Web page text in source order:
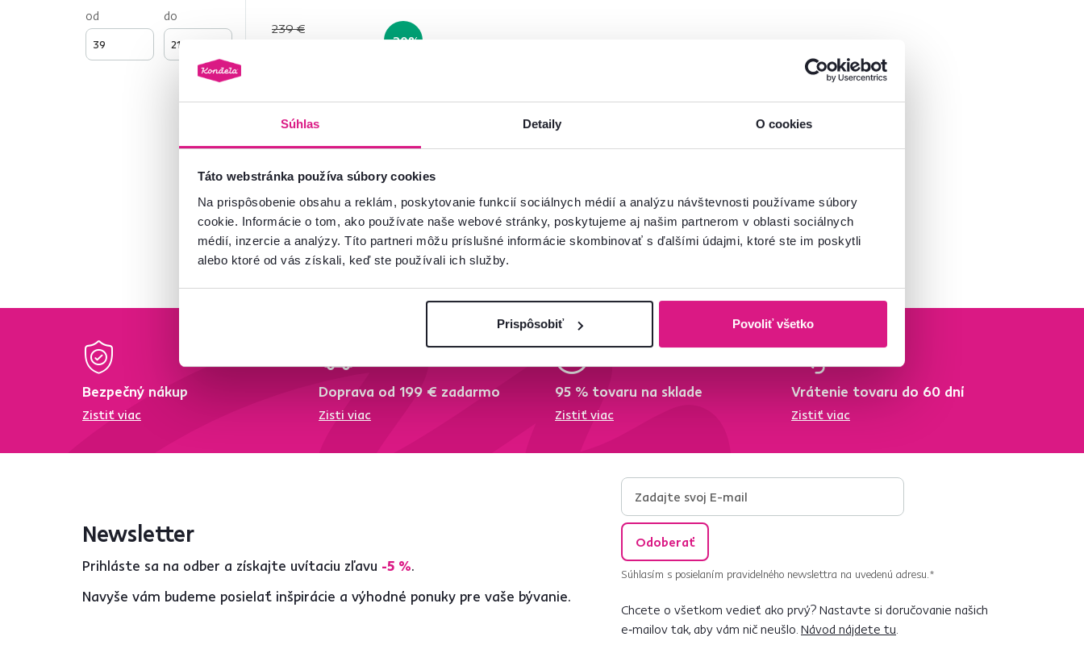
Súhlas Detaily O cookies
Táto webstránka používa súbory cookies
Na prispôsobenie obsahu a reklám, poskytovanie funkcií sociálnych médií a analýzu návštevnosti používame súbory
cookie. Informácie o tom, ako používate naše webové stránky, poskytujeme aj našim partnerom v oblasti sociálnych
médií, inzercie a analýzy. Títo partneri môžu príslušné informácie skombinovať s ďalšími údajmi, ktoré ste im poskytli
alebo ktoré od vás získali, keď ste používali ich služby.
Prispôsobiť Povoliť všetko
od
do
So zásuvkami
S policami
3
Lesk
Nosnosť (kg)
od
do
239 €
-20%
Bezpečný nákup
Zistiť viac
Doprava od 199 € zadarmo
Zisti viac
95 % tovaru na sklade
Zistiť viac
Vrátenie tovaru do 60 dní
Zistiť viac
Newsletter
Prihláste sa na odber a získajte uvítaciu zľavu -5 %.
Navyše vám budeme posielať inšpirácie a výhodné ponuky pre vaše bývanie.
Odoberať
Súhlasím s posielaním pravidelného newslettra na uvedenú adresu.*
Chcete o všetkom vedieť ako prvý? Nastavte si doručovanie našich
e‑mailov tak, aby vám nič neušlo. Návod nájdete tu